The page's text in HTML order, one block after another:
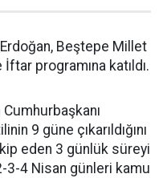
Beştepe Millet
programına katıldı.
9 güne çıkarıldığını
eden 3 günlük süreyi
3-4 Nisan günleri kamu